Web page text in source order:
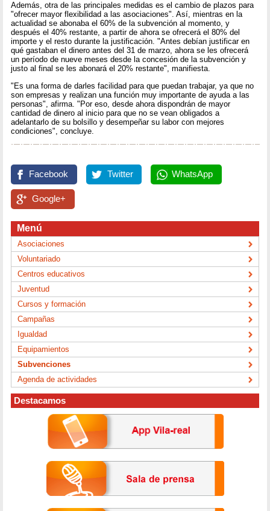
Además, otra de las principales medidas es el cambio de plazos para
"ofrecer mayor flexibilidad a las asociaciones". Así, mientras en la
actualidad se abonaba el 60% de la subvención al momento, y
después el 40% restante, a partir de ahora se ofrecerá el 80% del
importe y el resto durante la justificación. "Antes debían justificar en
qué gastaban el dinero antes del 31 de marzo, ahora se les ofrecerá
un período de nueve meses desde la concesión de la subvención y
justo al final se les abonará el 20% restante", manifiesta.
"Es una forma de darles facilidad para que puedan trabajar, ya que no
son empresas y realizan una función muy importante de ayuda a las
personas", afirma. "Por eso, desde ahora dispondrán de mayor
cantidad de dinero al inicio para que no se vean obligados a
adelantarlo de su bolsillo y desempeñar su labor con mejores
condiciones", concluye.
Facebook Twitter WhatsApp
Google+
Menú
Asociaciones
Voluntariado
Centros educativos
Juventud
Cursos y formación
Campañas
Igualdad
Equipamientos
Subvenciones
Agenda de actividades
Destacamos